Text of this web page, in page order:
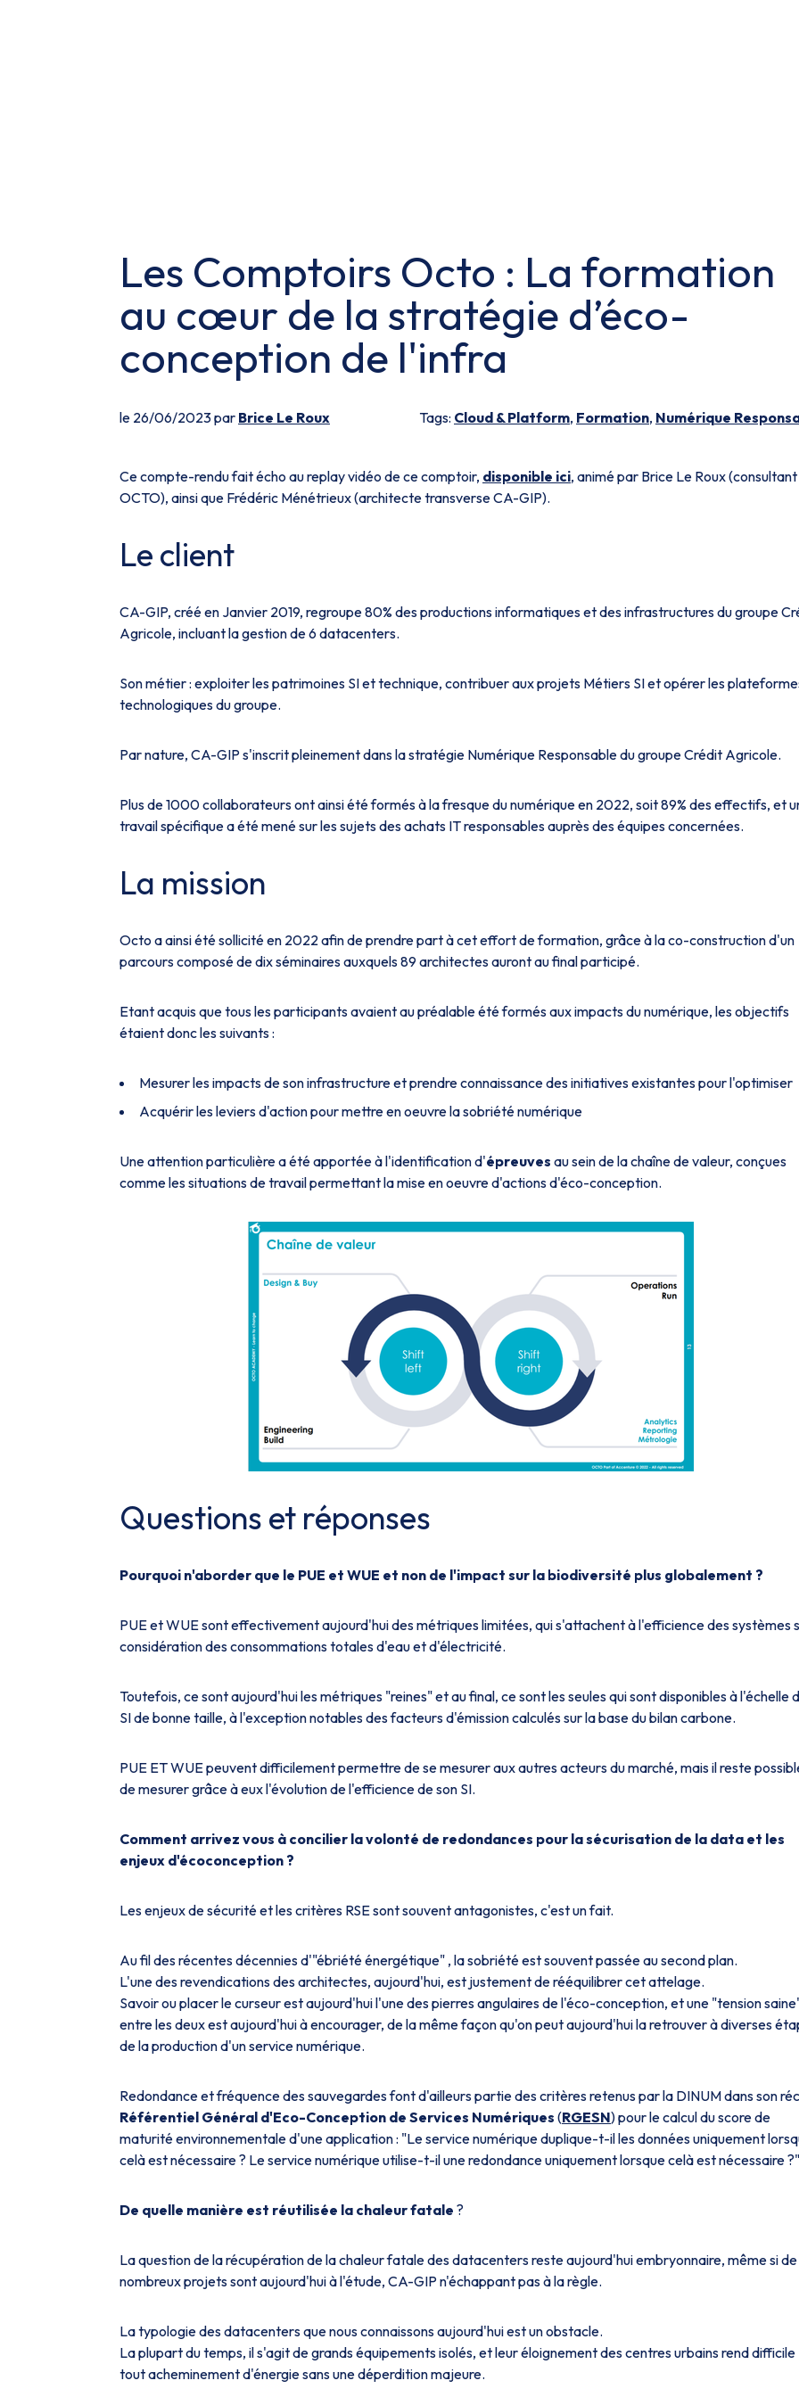
Les Comptoirs Octo : La formation
au cœur de la stratégie d’éco-
conception de l'infra
le 26/06/2023 par Brice Le Roux Tags: Cloud & Platform, Formation, Numérique
Ce compte-rendu fait écho au replay vidéo de ce comptoir, disponible ici, animé par Brice Le Roux (consultant
OCTO), ainsi que Frédéric Ménétrieux (architecte transverse CA-GIP).
Le client
CA-GIP, créé en Janvier 2019, regroupe 80% des productions informatiques et des infrastructures du groupe
Agricole, incluant la gestion de 6 datacenters.
Son métier : exploiter les patrimoines SI et technique, contribuer aux projets Métiers SI et opérer les
technologiques du groupe.
Par nature, CA-GIP s'inscrit pleinement dans la stratégie Numérique Responsable du groupe Crédit Agricole.
Plus de 1000 collaborateurs ont ainsi été formés à la fresque du numérique en 2022, soit 89% des effectifs, et
travail spécifique a été mené sur les sujets des achats IT responsables auprès des équipes concernées.
La mission
Octo a ainsi été sollicité en 2022 afin de prendre part à cet effort de formation, grâce à la co-construction d'un
parcours composé de dix séminaires auxquels 89 architectes auront au final participé.
Etant acquis que tous les participants avaient au préalable été formés aux impacts du numérique, les objectifs
étaient donc les suivants :
Mesurer les impacts de son infrastructure et prendre connaissance des initiatives existantes pour l'optimiser
Acquérir les leviers d'action pour mettre en oeuvre la sobriété numérique
Une attention particulière a été apportée à l'identification d'épreuves au sein de la chaîne de valeur, conçues
comme les situations de travail permettant la mise en oeuvre d'actions d'éco-conception.
Questions et réponses
Pourquoi n'aborder que le PUE et WUE et non de l'impact sur la biodiversité plus globalement ?
PUE et WUE sont effectivement aujourd'hui des métriques limitées, qui s'attachent à l'efficience des systèmes
considération des consommations totales d'eau et d'électricité.
Toutefois, ce sont aujourd'hui les métriques "reines" et au final, ce sont les seules qui sont disponibles à l'échelle
SI de bonne taille, à l'exception notables des facteurs d'émission calculés sur la base du bilan carbone.
PUE ET WUE peuvent difficilement permettre de se mesurer aux autres acteurs du marché, mais il reste
de mesurer grâce à eux l'évolution de l'efficience de son SI.
Comment arrivez vous à concilier la volonté de redondances pour la sécurisation de la data et les
enjeux d'écoconception ?
Les enjeux de sécurité et les critères RSE sont souvent antagonistes, c'est un fait.
Au fil des récentes décennies d'"ébriété énergétique" , la sobriété est souvent passée au second plan.
L'une des revendications des architectes, aujourd'hui, est justement de rééquilibrer cet attelage.
Savoir ou placer le curseur est aujourd'hui l'une des pierres angulaires de l'éco-conception, et une "tension
entre les deux est aujourd'hui à encourager, de la même façon qu'on peut aujourd'hui la retrouver à diverses
de la production d'un service numérique.
Redondance et fréquence des sauvegardes font d'ailleurs partie des critères retenus par la DINUM dans son
Référentiel Général d'Eco-Conception de Services Numériques (RGESN) pour le calcul du score de
maturité environnementale d'une application : "Le service numérique duplique-t-il les données uniquement
celà est nécessaire ? Le service numérique utilise-t-il une redondance uniquement lorsque celà est nécessaire ?"
De quelle manière est réutilisée la chaleur fatale ?
La question de la récupération de la chaleur fatale des datacenters reste aujourd'hui embryonnaire, même si de
nombreux projets sont aujourd'hui à l'étude, CA-GIP n'échappant pas à la règle.
La typologie des datacenters que nous connaissons aujourd'hui est un obstacle.
La plupart du temps, il s'agit de grands équipements isolés, et leur éloignement des centres urbains rend difficile
tout acheminement d'énergie sans une déperdition majeure.